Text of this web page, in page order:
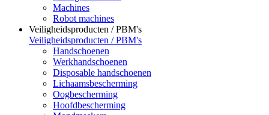
Machines
Robot machines
Veiligheidsproducten / PBM's
Veiligheidsproducten / PBM's
Handschoenen
Werkhandschoenen
Disposable handschoenen
Lichaamsbescherming
Oogbescherming
Hoofdbescherming